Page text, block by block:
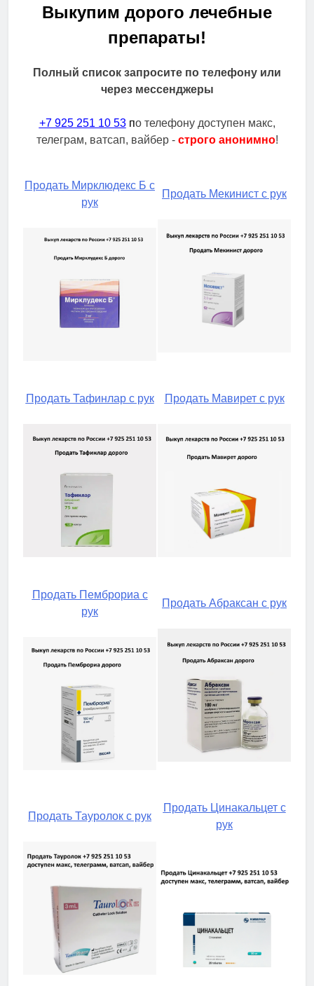
Выкупим дорого лечебные
препараты!
Полный список запросите по телефону или
через мессенджеры
+7 925 251 10 53по телефону доступен макс,
телеграм, ватсап, вайбер - строго анонимно!
Продать Мирклюдекс Б с
рук
Продать Мекинист с рук
Продать Тафинлар с рук Продать Мавирет с рук
Продать Пемброриа с
рук
Продать Абраксан с рук
Продать Тауролок с рук
Продать Цинакальцет с
рук